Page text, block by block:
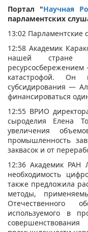
Портал "Научная
парламентских
13:02 Парламентские
12:58 Академик
нашей стране
катастрофой. Он
субсидирования —
финансироваться
12:55 ВРИО
сыроделия Елена
увеличения
промышленность
заквасок и от
12:36 Академик РАН
необходимость
также предложила
методы,
Отечественного
используемого в